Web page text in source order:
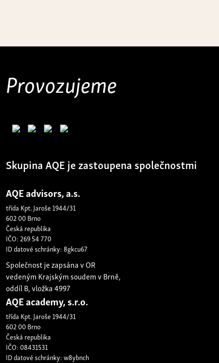
Provozujeme
Skupina AQE je zastoupena společnostmi
AQE advisors, a.s.
třída Kpt. Jaroše 1944/31
602 00 Brno
Česká republika
IČO: 269 54 770
ID datové schránky: 8gkcu67
Společnost je zapsána v OR
vedeným Krajským soudem v Brně,
oddíl B, vložka 4997
AQE academy, s.r.o.
třída Kpt. Jaroše 1944/31
602 00 Brno
Česká republika
IČO: 08431531
ID datové schránky: w8ybnch